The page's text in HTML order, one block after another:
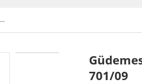
Güdemesser-Alpha Olive Gemüsemesser X 701/09
701/09